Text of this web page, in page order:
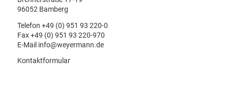
96052 Bamberg
Telefon +49 (0) 951 93 220-0
Fax +49 (0) 951 93 220-970
E-Mail info@weyermann.de
Kontaktformular